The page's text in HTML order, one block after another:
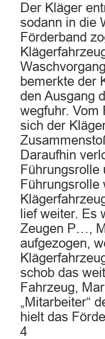
Der Kläger
sodann in die
Förderband
bemerkte der
den Ausgang
wegfuhr. Vom
sich der
Daraufhin
Führungsrolle
Führungsrolle
lief weiter. Es
Zeugen P…,
aufgezogen,
schob das
Fahrzeug,
„Mitarbeiter“
hielt das
4